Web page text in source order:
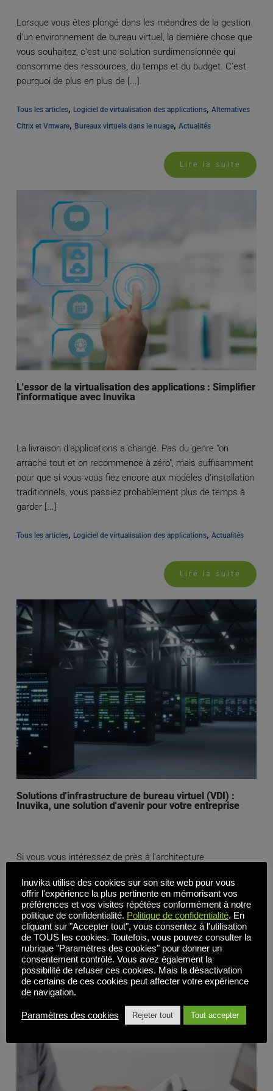
Lorsque vous êtes plongé dans les méandres de la gestion
d'un environnement de bureau virtuel, la dernière chose que
vous souhaitez, c'est une solution surdimensionnée qui
consomme des ressources, du temps et du budget. C'est
pourquoi de plus en plus de [...]
Tous les articles, Logiciel de virtualisation des applications, Alternatives
Citrix et Vmware, Bureaux virtuels dans le nuage, Actualités
Lire la suite
L'essor de la virtualisation des applications : Simplifier
l'informatique avec Inuvika
La livraison d'applications a changé. Pas du genre "on
arrache tout et on recommence à zéro", mais suffisamment
pour que si vous vous fiez encore aux modèles d'installation
traditionnels, vous passiez probablement plus de temps à
garder [...]
Tous les articles, Logiciel de virtualisation des applications, Actualités
Lire la suite
Solutions d'infrastructure de bureau virtuel (VDI) :
Inuvika, une solution d'avenir pour votre entreprise
Si vous vous intéressez de près à l'architecture
compromis. La flexibilité, le contrôle, l'évolutivité - tout cela
semble excellent jusqu'à ce que vous soyez enseveli sous
les licences, le verrouillage des fournisseurs ou les
systèmes [...]
Tous les articles, Logiciel de virtualisation des applications , Bureaux
virtuels dans le nuage, Actualités
Lire la suite
Inuvika utilise des cookies sur son site web pour vous
offrir l'expérience la plus pertinente en mémorisant vos
préférences et vos visites répétées conformément à notre
politique de confidentialité. Politique de confidentialité. En
cliquant sur "Accepter tout", vous consentez à l'utilisation
de TOUS les cookies. Toutefois, vous pouvez consulter la
rubrique "Paramètres des cookies" pour donner un
consentement contrôlé. Vous avez également la
possibilité de refuser ces cookies. Mais la désactivation
de certains de ces cookies peut affecter votre expérience
de navigation.
Paramètres des cookies Rejeter tout Tout accepter